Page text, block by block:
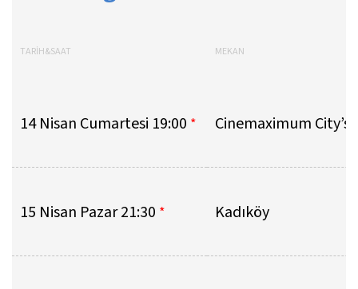
TARİH&SAAT MEKAN
14 Nisan Cumartesi 19:00 * Cinemaximum City’s
15 Nisan Pazar 21:30 * Kadıköy